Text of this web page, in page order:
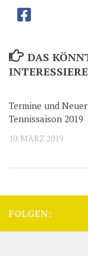
DAS
Termine und
Tennissaison 2019
10. MÄRZ 2019
FOLGEN: